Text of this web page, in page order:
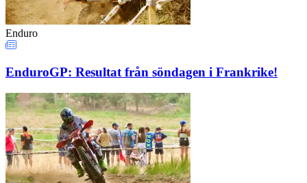
Enduro
EnduroGP: Resultat från söndagen i Frankrike!